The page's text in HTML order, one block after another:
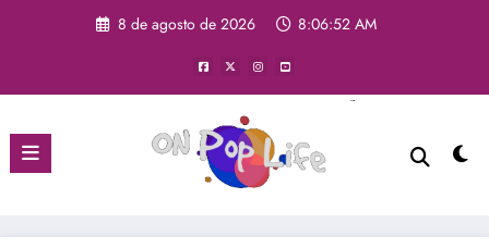
8 de agosto de 2026 8:06:53 AM